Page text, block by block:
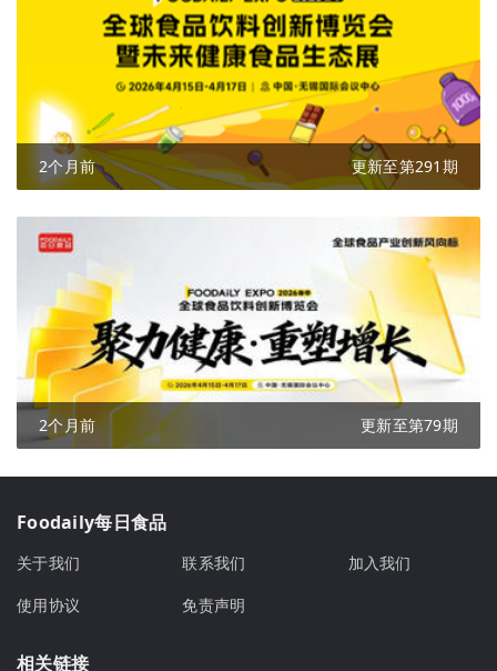
2个月前 更新至第291期
2个月前 更新至第79期
Foodaily每日食品
关于我们 联系我们
加入我们
使用协议
免责声明
相关链接